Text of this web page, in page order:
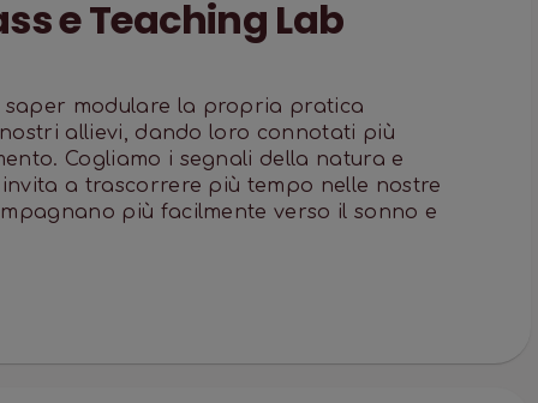
e Teaching Lab
modulare la propria pratica
allievi, dando loro connotati più
Cogliamo i segnali della natura e
a trascorrere più tempo nelle nostre
più facilmente verso il sonno e